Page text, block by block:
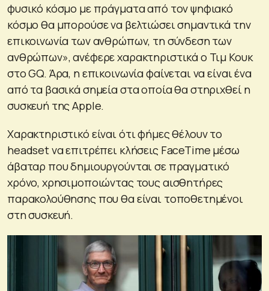
φυσικό κόσμο με πράγματα από τον ψηφιακό
κόσμο θα μπορούσε να βελτιώσει σημαντικά την
επικοινωνία των ανθρώπων, τη σύνδεση των
ανθρώπων», ανέφερε χαρακτηριστικά ο Τιμ Κουκ
στο GQ. Άρα, η επικοινωνία φαίνεται να είναι ένα
από τα βασικά σημεία στα οποία θα στηριχθεί η
συσκευή της Apple.
Χαρακτηριστικό είναι ότι φήμες θέλουν το
headset να επιτρέπει κλήσεις FaceTime μέσω
άβαταρ που δημιουργούνται σε πραγματικό
χρόνο, χρησιμοποιώντας τους αισθητήρες
παρακολούθησης που θα είναι τοποθετημένοι
στη συσκευή.